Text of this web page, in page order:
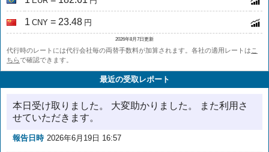
1 CNY = 23.48 円
2026年8月7日更新
代行時のレートには代行会社毎の両替手数料が加算されます。各社の適用レートは こ
ちらで確認できます。
最近の受取レポート
本日受け取りました。 大変助かりました。 また利用さ
せていただきます。
報告日時 2026年6月19日 16:57